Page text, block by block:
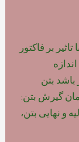
بر فاکتور
، بر روی مقاومت بتن موثر باشد: ۱- اندازه
باشد بتن
بیشتری خواهد داشت. ۲- زمان گیرش بتن:
و نهایی بتن،